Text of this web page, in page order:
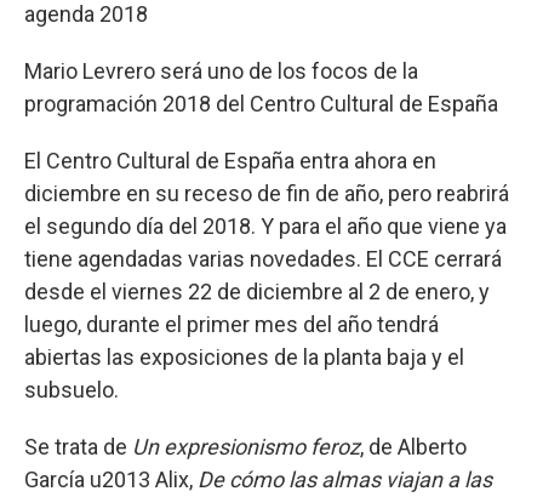
agenda 2018
Mario Levrero será uno de los focos de la
programación 2018 del Centro Cultural de España
El Centro Cultural de España entra ahora en
diciembre en su receso de fin de año, pero reabrirá
el segundo día del 2018. Y para el año que viene ya
tiene agendadas varias novedades. El CCE cerrará
desde el viernes 22 de diciembre al 2 de enero, y
luego, durante el primer mes del año tendrá
abiertas las exposiciones de la planta baja y el
subsuelo.
Se trata de Un expresionismo feroz, de Alberto
García u2013 Alix, De cómo las almas viajan a las